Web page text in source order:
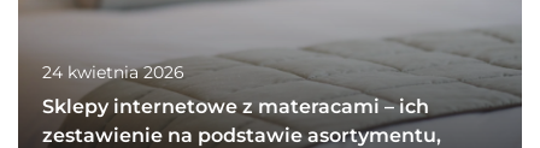
24 kwietnia 2026
Sklepy internetowe z materacami – ich
zestawienie na podstawie asortymentu,